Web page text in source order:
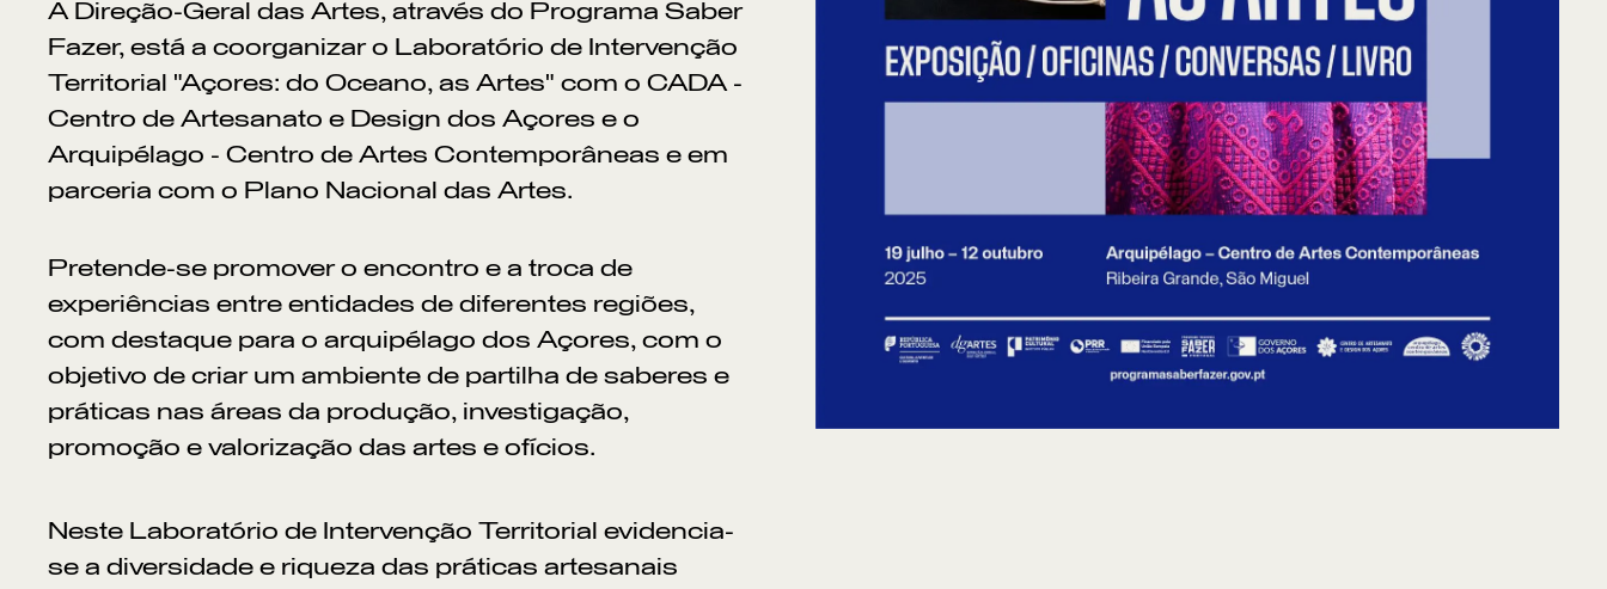
Pontos de Interesse
Sem resultados
A Direção-Geral das Artes, através do Programa Saber
Fazer, está a coorganizar o Laboratório de Intervenção
Territorial "Açores: do Oceano, as Artes" com o CADA -
Centro de Artesanato e Design dos Açores e o
Arquipélago - Centro de Artes Contemporâneas e em
parceria com o Plano Nacional das Artes.
Pretende-se promover o encontro e a troca de
experiências entre entidades de diferentes regiões,
com destaque para o arquipélago dos Açores, com o
objetivo de criar um ambiente de partilha de saberes e
práticas nas áreas da produção, investigação,
promoção e valorização das artes e ofícios.
Neste Laboratório de Intervenção Territorial evidencia-
se a diversidade e riqueza das práticas artesanais